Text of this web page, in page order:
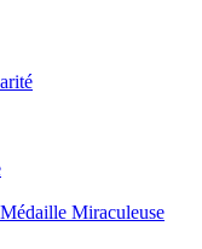
Miraculeuse